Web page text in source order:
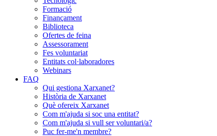
Formació
Finançament
Biblioteca
Ofertes de feina
Assessorament
Fes voluntariat
Entitats col·laboradores
Webinars
FAQ
Qui gestiona Xarxanet?
Història de Xarxanet
Què ofereix Xarxanet
Com m'ajuda si soc una entitat?
Com m'ajuda si vull ser voluntari/a?
Puc fer-me'n membre?